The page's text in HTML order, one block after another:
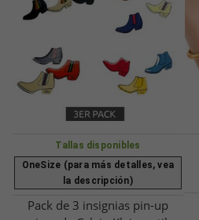
Tallas disponibles
OneSize (para más detalles, vea
la descripción)
Pack de 3 insignias pin-up